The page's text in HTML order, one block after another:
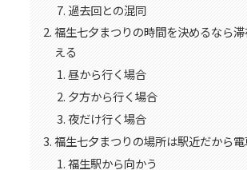
過去回との混同
福生七夕まつりの時間を決めるなら
える
昼から行く場合
夕方から行く場合
夜だけ行く場合
福生七夕まつりの場所は駅近だから
福生駅から向かう